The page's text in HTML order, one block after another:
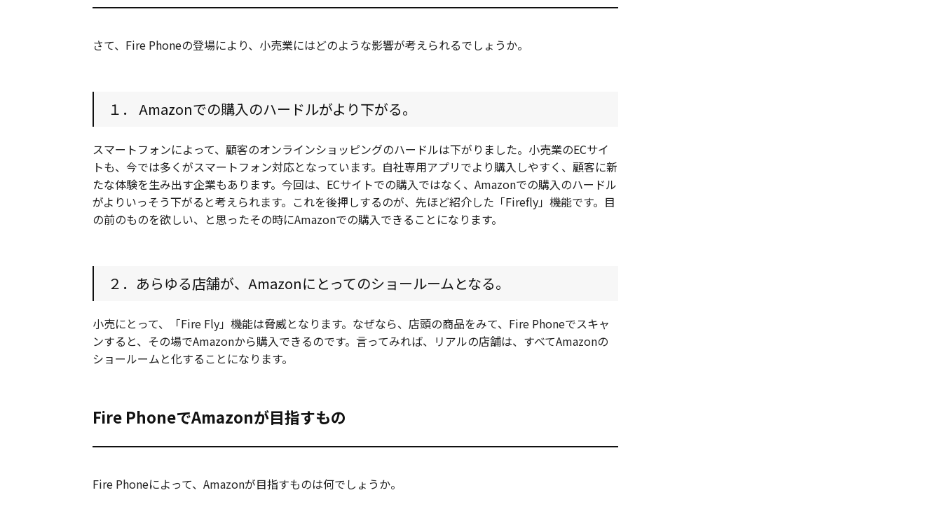
さて、Fire Phoneの登場により、小売業にはどのような影響が考えられるでしょうか。
１． Amazonでの購入のハードルがより下がる。
スマートフォンによって、顧客のオンラインショッピングのハードルは下がりました。小売業のECサイ
トも、今では多くがスマートフォン対応となっています。自社専用アプリでより購入しやすく、顧客に新
たな体験を生み出す企業もあります。今回は、ECサイトでの購入ではなく、Amazonでの購入のハードル
がよりいっそう下がると考えられます。これを後押しするのが、先ほど紹介した「Firefly」機能です。目
の前のものを欲しい、と思ったその時にAmazonでの購入できることになります。
２．あらゆる店舗が、Amazonにとってのショールームとなる。
小売にとって、「Fire Fly」機能は脅威となります。なぜなら、店頭の商品をみて、Fire Phoneでスキャ
ンすると、その場でAmazonから購入できるのです。言ってみれば、リアルの店舗は、すべてAmazonの
ショールームと化することになります。
Fire PhoneでAmazonが目指すもの
Fire Phoneによって、Amazonが目指すものは何でしょうか。